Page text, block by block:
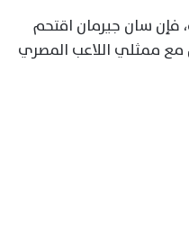
فإن سان جيرمان اقتحم
مع ممثلي اللاعب المصري